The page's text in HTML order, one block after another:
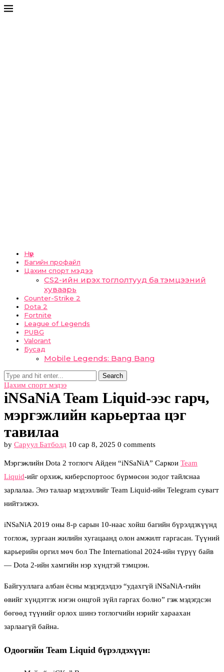
Нүүр
Багийн профайл
Цахим спорт мэдээ
CS2-ийн ирэх тоглолтууд ба тэмцээний
хуваарь
Counter-Strike 2
Dota 2
Fortnite
League of Legends
PUBG
Valorant
Бусад
Mobile Legends: Bang Bang
Search
Цахим спорт мэдээ
iNSaNiA Team Liquid-ээс гарч,
мэргэжлийн карьертаа цэг
тавилаа
by Саруул Батболд 10 сар 8, 2025 0 comments
Мэргэжлийн Dota 2 тоглогч Айден “iNSaNiA” Саркои Team
Liquid-ийг орхиж, киберспортоос бүрмөсөн зодог тайлснаа
зарлалаа. Энэ талаар мэдээллийг Team Liquid-ийн Telegram сувагт
нийтэлжээ.
iNSaNiA 2019 оны 8-р сарын 10-наас хойш багийн бүрэлдэхүүнд
тоглож, зургаан жилийн хугацаанд олон амжилт гаргасан. Түүний
карьерийн оргил мөч бол The International 2024-ийн түрүү байв
— Dota 2-ийн хамгийн нэр хүндтэй тэмцээн.
Байгууллага албан ёсны мэдэгдэлдээ “удахгүй iNSaNiA-гийн
өвийг хүндэтгэх нэгэн онцгой зүйл гаргах болно” гэж мэдэгдсэн
бөгөөд түүнийг орлох шинэ тоглогчийн нэрийг хараахан
зарлаагүй байна.
Одоогийн Team Liquid бүрэлдэхүүн: